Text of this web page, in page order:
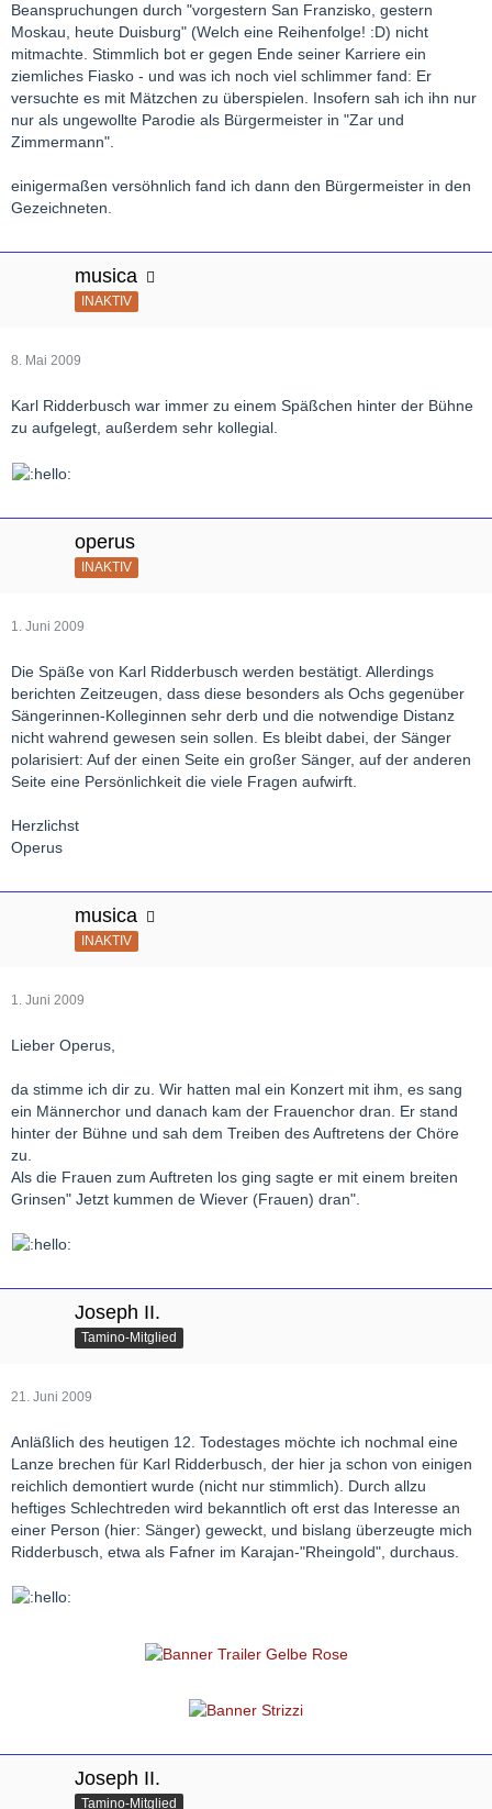
Beanspruchungen durch "vorgestern San Franzisko, gestern
Moskau, heute Duisburg" (Welch eine Reihenfolge! :D) nicht
mitmachte. Stimmlich bot er gegen Ende seiner Karriere ein
ziemliches Fiasko - und was ich noch viel schlimmer fand: Er
versuchte es mit Mätzchen zu überspielen. Insofern sah ich ihn nur
nur als ungewollte Parodie als Bürgermeister in "Zar und
Zimmermann".
einigermaßen versöhnlich fand ich dann den Bürgermeister in den
Gezeichneten.
musica
INAKTIV
8. Mai 2009
Karl Ridderbusch war immer zu einem Späßchen hinter der Bühne
zu aufgelegt, außerdem sehr kollegial.
operus
INAKTIV
1. Juni 2009
Die Späße von Karl Ridderbusch werden bestätigt. Allerdings
berichten Zeitzeugen, dass diese besonders als Ochs gegenüber
Sängerinnen-Kolleginnen sehr derb und die notwendige Distanz
nicht wahrend gewesen sein sollen. Es bleibt dabei, der Sänger
polarisiert: Auf der einen Seite ein großer Sänger, auf der anderen
Seite eine Persönlichkeit die viele Fragen aufwirft.
Herzlichst
Operus
musica
INAKTIV
1. Juni 2009
Lieber Operus,
da stimme ich dir zu. Wir hatten mal ein Konzert mit ihm, es sang
ein Männerchor und danach kam der Frauenchor dran. Er stand
hinter der Bühne und sah dem Treiben des Auftretens der Chöre
zu.
Als die Frauen zum Auftreten los ging sagte er mit einem breiten
Grinsen" Jetzt kummen de Wiever (Frauen) dran".
Joseph II.
Tamino-Mitglied
21. Juni 2009
Anläßlich des heutigen 12. Todestages möchte ich nochmal eine
Lanze brechen für Karl Ridderbusch, der hier ja schon von einigen
reichlich demontiert wurde (nicht nur stimmlich). Durch allzu
heftiges Schlechtreden wird bekanntlich oft erst das Interesse an
einer Person (hier: Sänger) geweckt, und bislang überzeugte mich
Ridderbusch, etwa als Fafner im Karajan-"Rheingold", durchaus.
Joseph II.
Tamino-Mitglied